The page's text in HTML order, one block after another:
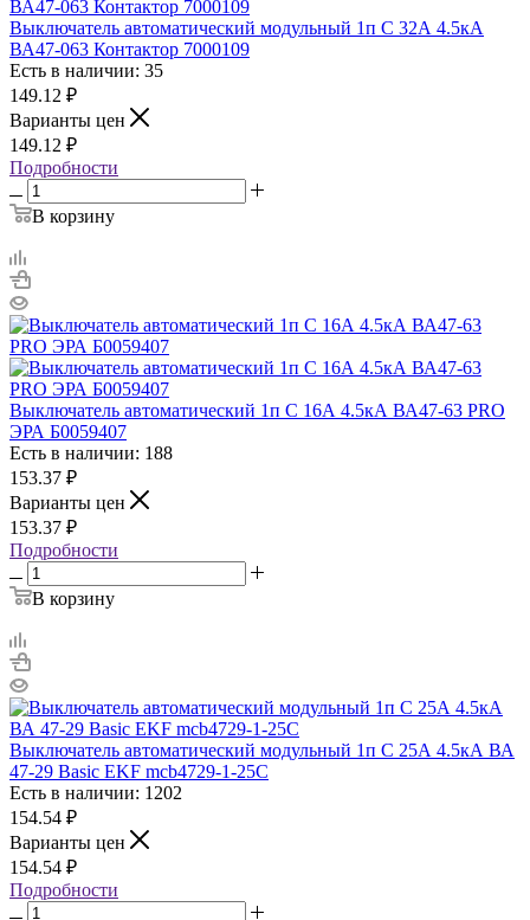
Выключатель автоматический модульный 1п C 32А 4.5кА
ВА47-063 Контактор 7000109
Есть в наличии: 35
149.12 ₽
Варианты цен
149.12 ₽
Подробности
В корзину
Выключатель автоматический 1п C 16А 4.5кА ВА47-63 PRO
ЭРА Б0059407
Есть в наличии: 188
153.37 ₽
Варианты цен
153.37 ₽
Подробности
В корзину
Выключатель автоматический модульный 1п C 25А 4.5кА ВА
47-29 Basic EKF mcb4729-1-25C
Есть в наличии: 1202
154.54 ₽
Варианты цен
154.54 ₽
Подробности